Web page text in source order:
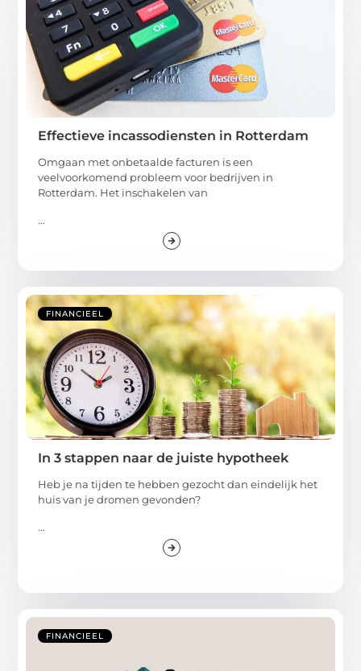
Effectieve incassodiensten in Rotterdam
Omgaan met onbetaalde facturen is een
veelvoorkomend probleem voor bedrijven in
Rotterdam. Het inschakelen van
...
FINANCIEEL
In 3 stappen naar de juiste hypotheek
Heb je na tijden te hebben gezocht dan eindelijk het
huis van je dromen gevonden?
...
FINANCIEEL